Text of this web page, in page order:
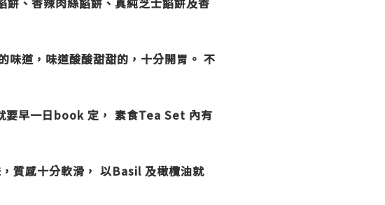
味道，味道酸酸甜甜的，十分開胃。 不
早一日book 定， 素食Tea Set 內有
質感十分軟滑， 以Basil 及橄欖油就